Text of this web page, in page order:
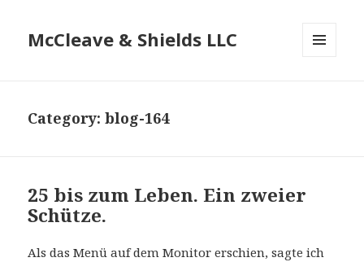
McCleave & Shields LLC
Category: blog-164
25 bis zum Leben. Ein zweier
Schütze.
Als das Menü auf dem Monitor erschien, sagte ich